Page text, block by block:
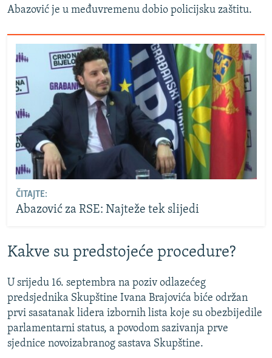
Abazović je u međuvremenu dobio policijsku zaštitu.
ČITAJTE:
Abazović za RSE: Najteže tek slijedi
Kakve su predstojeće procedure?
U srijedu 16. septembra na poziv odlazećeg
predsjednika Skupštine Ivana Brajovića biće održan
prvi sasatanak lidera izbornih lista koje su obezbijedile
parlamentarni status, a povodom sazivanja prve
sjednice novoizabranog sastava Skupštine.